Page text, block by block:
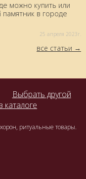
можно купить или
памятник в городе
25 aпреля 2023г.
все статьи
Выбрать другой
ритуальные товары.